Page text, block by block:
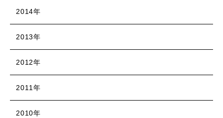
2014年
2013年
2012年
2011年
2010年